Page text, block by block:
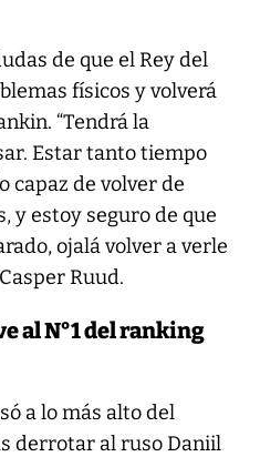
de que el Rey del
físicos y volverá
“Tendrá la
Estar tanto tiempo
capaz de volver de
y estoy seguro de que
ojalá volver a verle
Ruud.
al N°1 del ranking
a lo más alto del
derrotar al ruso Daniil